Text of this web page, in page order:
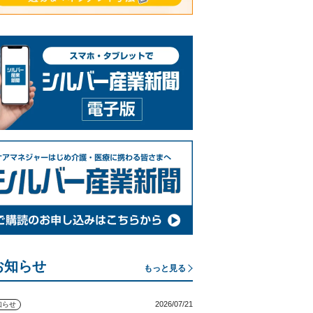
知らせ もっと見る
らせ 2026/07/21